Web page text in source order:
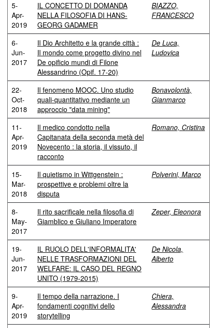
5-
Apr-
2019
IL CONCETTO DI DOMANDA
NELLA FILOSOFIA DI HANS-
GEORG GADAMER
BIAZZO,
FRANCESCO
6-
Jun-
2017
Il Dio Architetto e la grande città :
Il mondo come progetto divino nel
De opificio mundi di Filone
Alessandrino (Opif. 17-20)
De Luca,
Ludovica
22-
Oct-
2018
Il fenomeno MOOC. Uno studio
quali-quantitativo mediante un
approccio "data mining"
Bonavolontà,
Gianmarco
11-
Apr-
2019
Il medico condotto nella
Capitanata della seconda metà del
Novecento : la storia, il vissuto, il
racconto
Romano, Cristina
15-
Mar-
2018
Il quietismo in Wittgenstein :
prospettive e problemi oltre la
disputa
Polverini, Marco
8-
May-
2017
Il rito sacrificale nella filosofia di
Giamblico e Giuliano Imperatore
Zeper, Eleonora
19-
Jun-
2017
IL RUOLO DELL'INFORMALITA'
NELLE TRASFORMAZIONI DEL
WELFARE: IL CASO DEL REGNO
UNITO (1979-2015)
De Nicola,
Alberto
9-
Apr-
2019
Il tempo della narrazione. I
fondamenti cognitivi dello
storytelling
Chiera,
Alessandra